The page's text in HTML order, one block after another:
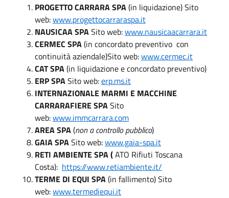
PROGETTO CARRARA SPA(in liquidazione) Sito
web:www.progettocarraraspa.it
NAUSICAA SPASito web:www.nausicaacarrara.it
CERMEC SPA(in concordato preventivo con
continuità aziendale)Sito web:www.cermec.it
CAT SPA(in liquidazione e concordato preventivo)
ERP SPASito web:erp.ms.it
INTERNAZIONALE MARMI E MACCHINE
CARRARAFIERE SPASito
web:www.immcarrara.com
AREA SPA(non a controllo pubblico)
GAIA SPASito web:www.gaia-spa.it
RETI AMBIENTE SPA (ATO Rifiuti Toscana
Costa): https://www.retiambiente.it/
TERME DI EQUI SPA(in fallimento) Sito
web:www.termediequi.it